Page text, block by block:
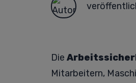
Die
Mitarbeitern,